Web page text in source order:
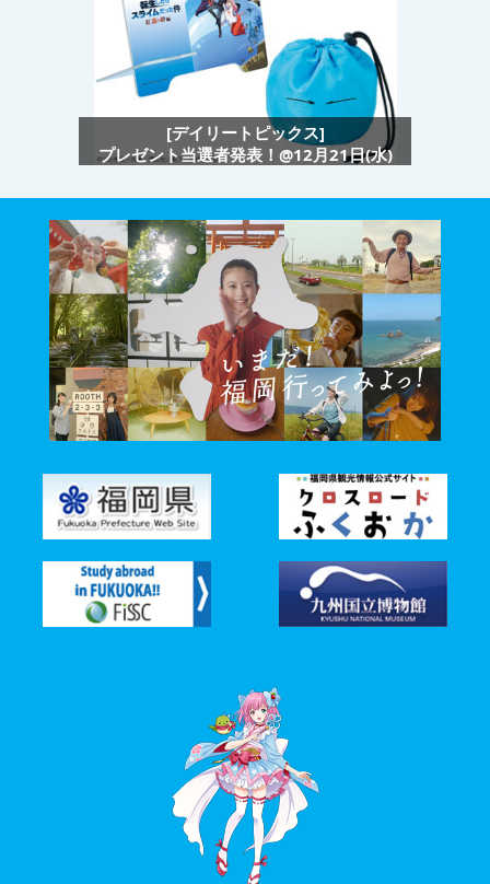
[デイリートピックス]
プレゼント当選者発表！@12月21日(水)